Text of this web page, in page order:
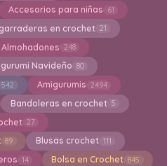
Accesorios para niñas 61
en crochet 21
Almohadones 248
Navideño 80
542 Amigurumis 2494
Bandoleras en crochet 5
27
89 Blusas crochet 111
14 Bolsa en Crochet 845